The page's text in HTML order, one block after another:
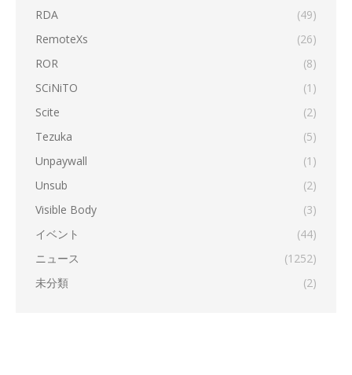
RDA
(49)
RemoteXs
(26)
ROR
(8)
SCiNiTO
(1)
Scite
(2)
Tezuka
(5)
Unpaywall
(1)
Unsub
(2)
Visible Body
(3)
イベント
(44)
ニュース
(1252)
未分類
(2)